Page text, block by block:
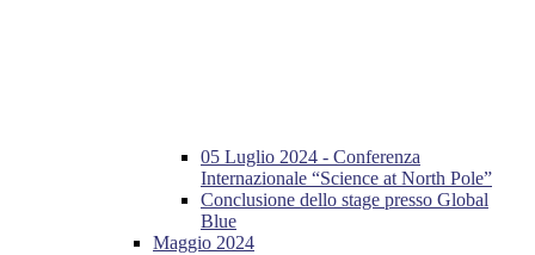
05 Luglio 2024 - Conferenza
Internazionale “Science at North Pole”
Conclusione dello stage presso Global
Blue
Maggio 2024